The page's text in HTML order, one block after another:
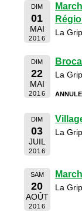
DIM
01
MAI
2016
La
DIM
22
MAI
2016
La
DIM
03
JUIL
2016
La
SAM
20
AOÛT
2016
La